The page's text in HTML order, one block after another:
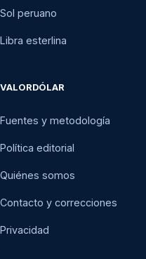
Sol peruano
Libra esterlina
VALORDÓLAR
Fuentes y metodología
Política editorial
Quiénes somos
Contacto y correcciones
Privacidad